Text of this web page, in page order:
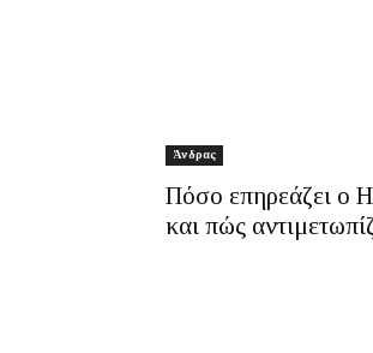
Άνδρας
Πόσο επηρεάζει ο
και πώς